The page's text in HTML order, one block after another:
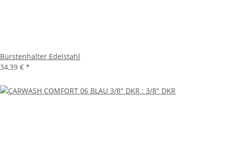
Bürstenhalter Edelstahl
34,39 € *